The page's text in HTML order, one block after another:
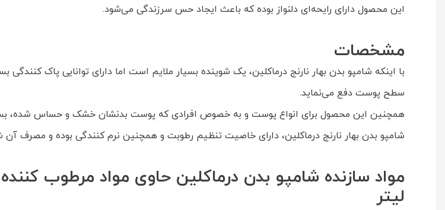
این محصول دارای رایحه‌ای دلنواز بوده که باعث ایجاد حس سرزندگی می‌شود.
مشخصات
با اینکه شامپو بدن بهار نارنج درماکلين، یک شوینده بسیار ملایم است اما دارای توانایی پاک کنندگی
سطح پوست دفع می‌نماید.
همچنین این محصول برای انواع پوست و به خصوص افرادی‌ که پوست بدنشان خشک و حساس شده،
شامپو بدن بهار نارنج درماکلين، دارای خاصیت تنظیم رطوبت و همچنین نرم کنندگی بوده و مصرف
لیتر